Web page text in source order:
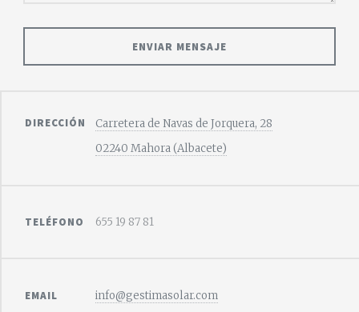
DIRECCIÓN
Carretera de Navas de Jorquera, 28
02240 Mahora (Albacete)
TELÉFONO 655 19 87 81
EMAIL info@gestimasolar.com